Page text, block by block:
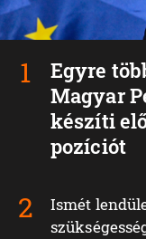
Egyre
Magyar
készíti
pozíciót
Ismét